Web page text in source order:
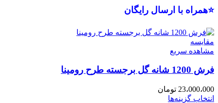
⭐همراه با ارسال رایگان
مقایسه
مشاهده سریع
فرش 1200 شانه گل برجسته طرح رومینا
23،000،000 تومان
انتخاب گزینه‌ها